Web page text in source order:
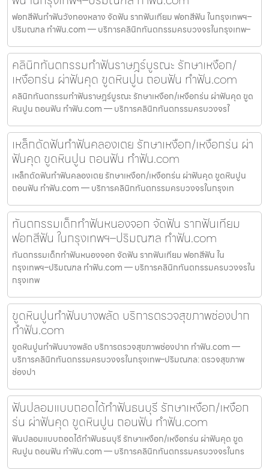
ฟอกสีฟันทำฟันวังทองหลาง จัดฟัน รากฟันเทียม ฟอกสีฟัน ในกรุงเทพฯ–
ปริมณฑล ทำฟัน.com — บริการคลินิกทันตกรรมครบวงจรในกรุงเทพ–
คลินิกทันตกรรมทำฟันราษฎร์บูรณะ รักษาเหงือก/
เหงือกร่น ผ่าฟันคุด ขูดหินปูน ถอนฟัน ทำฟัน.com
คลินิกทันตกรรมทำฟันราษฎร์บูรณะ รักษาเหงือก/เหงือกร่น ผ่าฟันคุด ขูด
หินปูน ถอนฟัน ทำฟัน.com — บริการคลินิกทันตกรรมครบวงจรใ
เหล็กดัดฟันทำฟันคลองเตย รักษาเหงือก/เหงือกร่น ผ่า
ฟันคุด ขูดหินปูน ถอนฟัน ทำฟัน.com
เหล็กดัดฟันทำฟันคลองเตย รักษาเหงือก/เหงือกร่น ผ่าฟันคุด ขูดหินปูน
ถอนฟัน ทำฟัน.com — บริการคลินิกทันตกรรมครบวงจรในกรุงเท
ทันตกรรมเด็กทำฟันหนองจอก จัดฟัน รากฟันเทียม
ฟอกสีฟัน ในกรุงเทพฯ–ปริมณฑล ทำฟัน.com
ทันตกรรมเด็กทำฟันหนองจอก จัดฟัน รากฟันเทียม ฟอกสีฟัน ใน
กรุงเทพฯ–ปริมณฑล ทำฟัน.com — บริการคลินิกทันตกรรมครบวงจรใน
กรุงเทพ
ขูดหินปูนทำฟันบางพลัด บริการตรวจสุขภาพช่องปาก
ทำฟัน.com
ขูดหินปูนทำฟันบางพลัด บริการตรวจสุขภาพช่องปาก ทำฟัน.com —
บริการคลินิกทันตกรรมครบวงจรในกรุงเทพ–ปริมณฑล: ตรวจสุขภาพ
ช่องปา
ฟันปลอมแบบถอดได้ทำฟันธนบุรี รักษาเหงือก/เหงือก
ร่น ผ่าฟันคุด ขูดหินปูน ถอนฟัน ทำฟัน.com
ฟันปลอมแบบถอดได้ทำฟันธนบุรี รักษาเหงือก/เหงือกร่น ผ่าฟันคุด ขูด
หินปูน ถอนฟัน ทำฟัน.com — บริการคลินิกทันตกรรมครบวงจรในกร